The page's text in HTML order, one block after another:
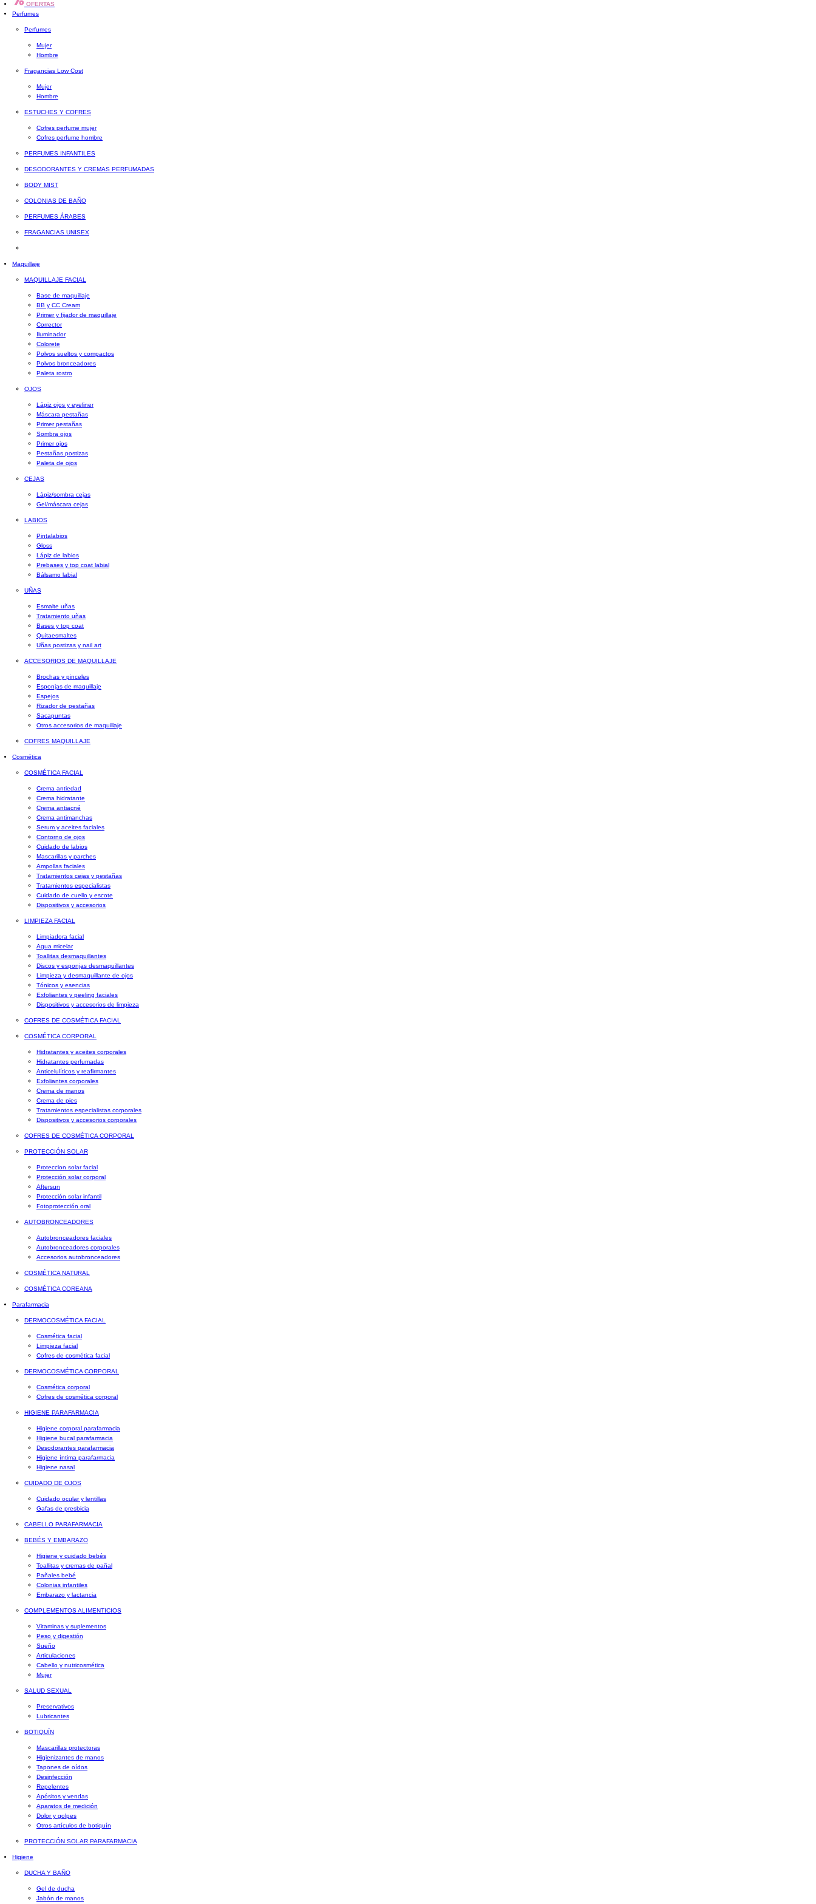
OFERTAS
Perfumes
Perfumes
Mujer
Hombre
Fragancias Low Cost
Mujer
Hombre
ESTUCHES Y COFRES
Cofres perfume mujer
Cofres perfume hombre
PERFUMES INFANTILES
DESODORANTES Y CREMAS PERFUMADAS
BODY MIST
COLONIAS DE BAÑO
PERFUMES ÁRABES
FRAGANCIAS UNISEX
Maquillaje
MAQUILLAJE FACIAL
Base de maquillaje
BB y CC Cream
Primer y fijador de maquillaje
Corrector
Iluminador
Colorete
Polvos sueltos y compactos
Polvos bronceadores
Paleta rostro
OJOS
Lápiz ojos y eyeliner
Máscara pestañas
Primer pestañas
Sombra ojos
Primer ojos
Pestañas postizas
Paleta de ojos
CEJAS
Lápiz/sombra cejas
Gel/máscara cejas
LABIOS
Pintalabios
Gloss
Lápiz de labios
Prebases y top coat labial
Bálsamo labial
UÑAS
Esmalte uñas
Tratamiento uñas
Bases y top coat
Quitaesmaltes
Uñas postizas y nail art
ACCESORIOS DE MAQUILLAJE
Brochas y pinceles
Esponjas de maquillaje
Espejos
Rizador de pestañas
Sacapuntas
Otros accesorios de maquillaje
COFRES MAQUILLAJE
Cosmética
COSMÉTICA FACIAL
Crema antiedad
Crema hidratante
Crema antiacné
Crema antimanchas
Serum y aceites faciales
Contorno de ojos
Cuidado de labios
Mascarillas y parches
Ampollas faciales
Tratamientos cejas y pestañas
Tratamientos especialistas
Cuidado de cuello y escote
Dispositivos y accesorios
LIMPIEZA FACIAL
Limpiadora facial
Agua micelar
Toallitas desmaquillantes
Discos y esponjas desmaquillantes
Limpieza y desmaquillante de ojos
Tónicos y esencias
Exfoliantes y peeling faciales
Dispositivos y accesorios de limpieza
COFRES DE COSMÉTICA FACIAL
COSMÉTICA CORPORAL
Hidratantes y aceites corporales
Hidratantes perfumadas
Anticelulíticos y reafirmantes
Exfoliantes corporales
Crema de manos
Crema de pies
Tratamientos especialistas corporales
Dispositivos y accesorios corporales
COFRES DE COSMÉTICA CORPORAL
PROTECCIÓN SOLAR
Proteccion solar facial
Protección solar corporal
Aftersun
Protección solar infantil
Fotoprotección oral
AUTOBRONCEADORES
Autobronceadores faciales
Autobronceadores corporales
Accesorios autobronceadores
COSMÉTICA NATURAL
COSMÉTICA COREANA
Parafarmacia
DERMOCOSMÉTICA FACIAL
Cosmética facial
Limpieza facial
Cofres de cosmética facial
DERMOCOSMÉTICA CORPORAL
Cosmética corporal
Cofres de cosmética corporal
HIGIENE PARAFARMACIA
Higiene corporal parafarmacia
Higiene bucal parafarmacia
Desodorantes parafarmacia
Higiene íntima parafarmacia
Higiene nasal
CUIDADO DE OJOS
Cuidado ocular y lentillas
Gafas de presbicia
CABELLO PARAFARMACIA
BEBÉS Y EMBARAZO
Higiene y cuidado bebés
Toallitas y cremas de pañal
Pañales bebé
Colonias infantiles
Embarazo y lactancia
COMPLEMENTOS ALIMENTICIOS
Vitaminas y suplementos
Peso y digestión
Sueño
Articulaciones
Cabello y nutricosmética
Mujer
SALUD SEXUAL
Preservativos
Lubricantes
BOTIQUÍN
Mascarillas protectoras
Higienizantes de manos
Tapones de oídos
Desinfección
Repelentes
Apósitos y vendas
Aparatos de medición
Dolor y golpes
Otros artículos de botiquín
PROTECCIÓN SOLAR PARAFARMACIA
Higiene
DUCHA Y BAÑO
Gel de ducha
Jabón de manos